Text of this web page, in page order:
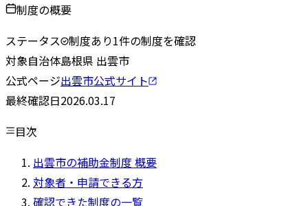
制度の概要
ステータス 制度あり1件の制度を確認
対象自治体島根県 出雲市
公式ページ出雲市公式サイト
最終確認日2026.03.17
目次
出雲市の補助金制度 概要
対象者・申請できる方
確認できた制度の一覧